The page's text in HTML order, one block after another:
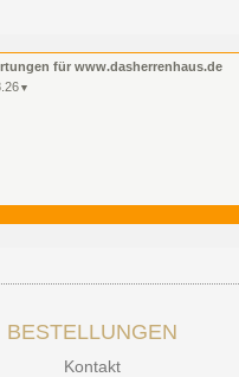
für www.dasherrenhaus.de
▼
▼
BESTELLUNGEN
Kontakt